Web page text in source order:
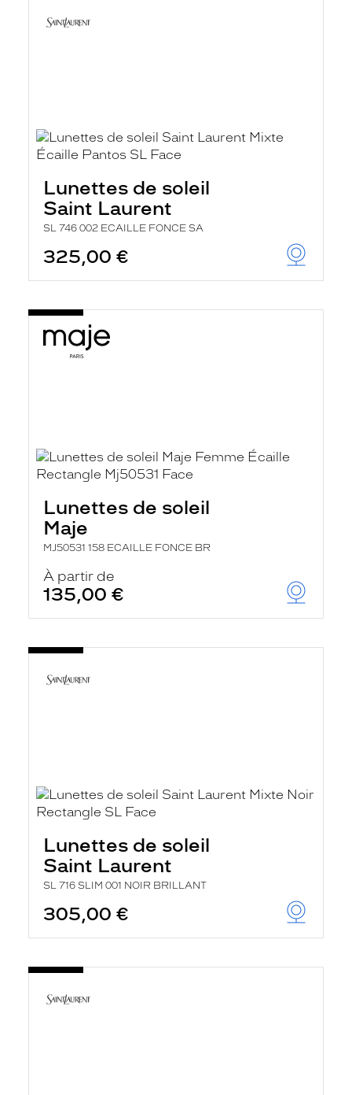
Lunettes de soleil
Saint Laurent
SL 746 002 ECAILLE FONCE SA
325,00 €
Lunettes de soleil
Maje
MJ50531 158 ECAILLE FONCE BR
À partir de
135,00 €
Lunettes de soleil
Saint Laurent
SL 716 SLIM 001 NOIR BRILLANT
305,00 €